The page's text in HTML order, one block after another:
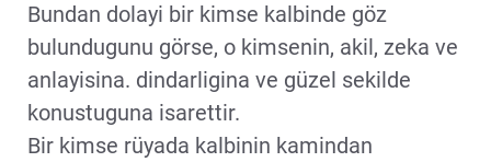
Bundan dolayi bir kimse kalbinde göz
bulundugunu görse, o kimsenin, akil, zeka ve
anlayisina. dindarligina ve güzel sekilde
konustuguna isarettir.
Bir kimse rüyada kalbinin kamindan